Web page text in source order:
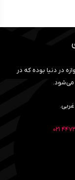
در دنیا بوده که در
می‌شود.
۰۲۱